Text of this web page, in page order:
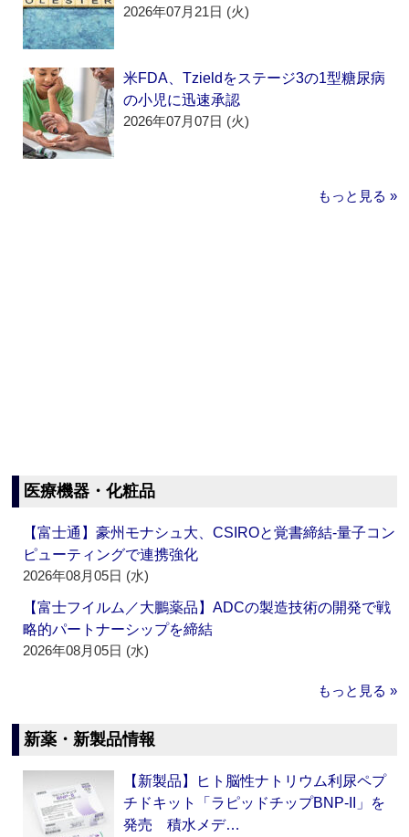
2026年07月21日 (火)
米FDA、Tzieldをステージ3の1型糖尿病
の小児に迅速承認
2026年07月07日 (火)
もっと見る »
医療機器・化粧品
【富士通】豪州モナシュ大、CSIROと覚書締結‐量子コン
ピューティングで連携強化
2026年08月05日 (水)
【富士フイルム／大鵬薬品】ADCの製造技術の開発で戦
略的パートナーシップを締結
2026年08月05日 (水)
もっと見る »
新薬・新製品情報
【新製品】ヒト脳性ナトリウム利尿ペプ
チドキット「ラピッドチップBNP-II」を
発売 積水メデ…